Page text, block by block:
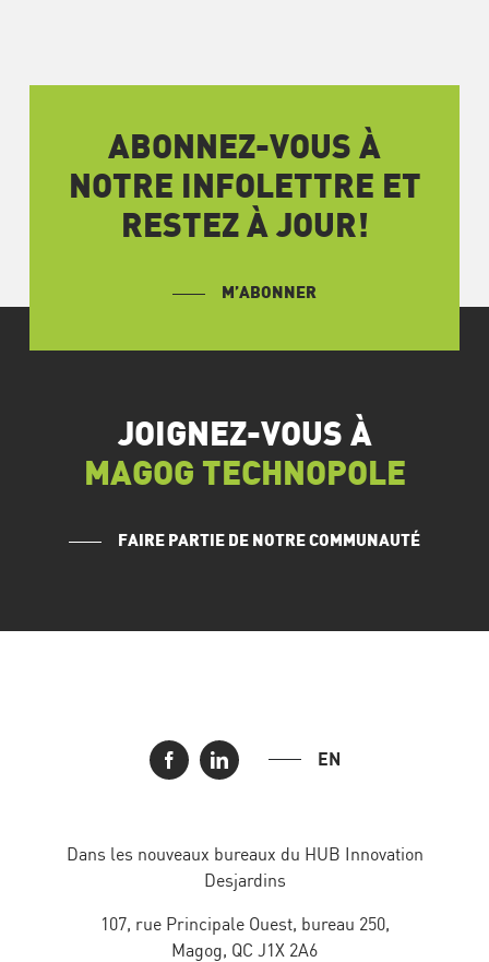
ABONNEZ-VOUS À
NOTRE INFOLETTRE ET
RESTEZ À JOUR!
M’ABONNER
JOIGNEZ-VOUS À
MAGOG TECHNOPOLE
FAIRE PARTIE DE NOTRE COMMUNAUTÉ
EN
Dans les nouveaux bureaux du HUB Innovation
Desjardins
107, rue Principale Ouest, bureau 250,
Magog, QC J1X 2A6